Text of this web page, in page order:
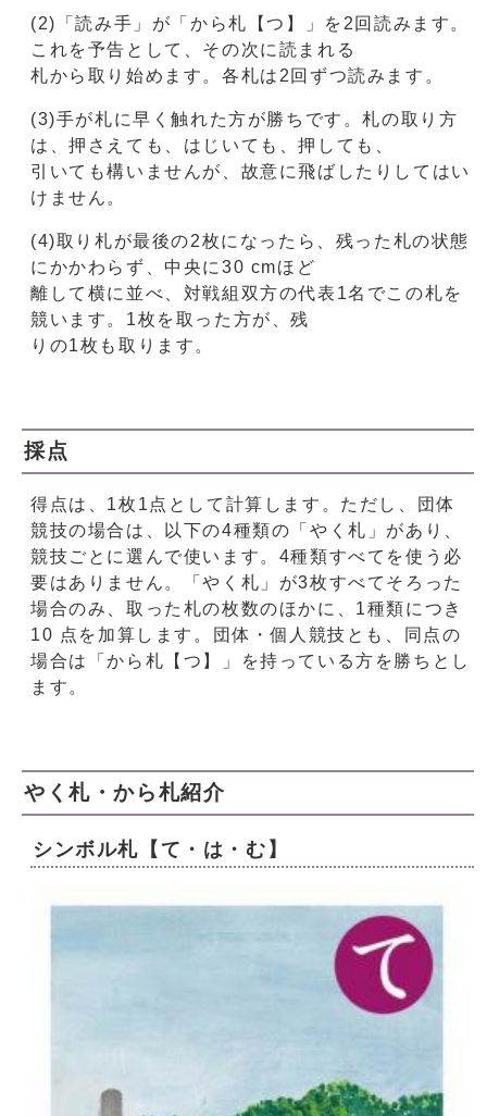
(2)「読み手」が「から札【つ】」を2回読みます。
これを予告として、その次に読まれる
札から取り始めます。各札は2回ずつ読みます。
(3)手が札に早く触れた方が勝ちです。札の取り方
は、押さえても、はじいても、押しても、
引いても構いませんが、故意に飛ばしたりしてはい
けません。
(4)取り札が最後の2枚になったら、残った札の状態
にかかわらず、中央に30 cmほど
離して横に並べ、対戦組双方の代表1名でこの札を
競います。1枚を取った方が、残
りの1枚も取ります。
採点
得点は、1枚1点として計算します。ただし、団体
競技の場合は、以下の4種類の「やく札」があり、
競技ごとに選んで使います。4種類すべてを使う必
要はありません。「やく札」が3枚すべてそろった
場合のみ、取った札の枚数のほかに、1種類につき
10 点を加算します。団体・個人競技とも、同点の
場合は「から札【つ】」を持っている方を勝ちとし
ます。
やく札・から札紹介
シンボル札【て・は・む】